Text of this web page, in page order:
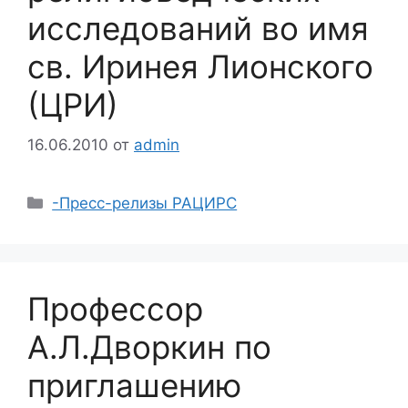
исследований во имя
св. Иринея Лионского
(ЦРИ)
16.06.2010 от admin
Рубрики
-Пресс-релизы РАЦИРС
Профессор
А.Л.Дворкин по
приглашению